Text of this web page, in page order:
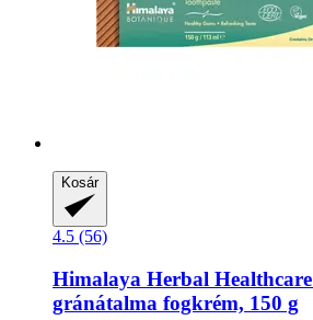
Kosár
4.5 (56)
Himalaya Herbal Healthcare
gránátalma fogkrém, 150 g